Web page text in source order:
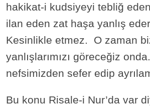
hakikat-i kudsiyeyi tebliğ
ilan eden zat haşa yanlış
Kesinlikle etmez. O zaman
yanlışlarımızı göreceğiz
nefsimizden sefer edip
Bu konu Risale-i Nur’da var